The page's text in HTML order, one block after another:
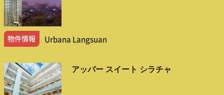
物件情報 Urbana Langsuan
アッパー スイート シラチャ